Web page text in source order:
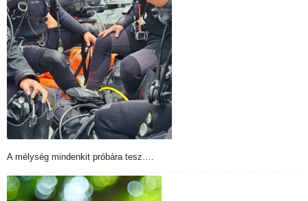
A mélység mindenkit próbára tesz….